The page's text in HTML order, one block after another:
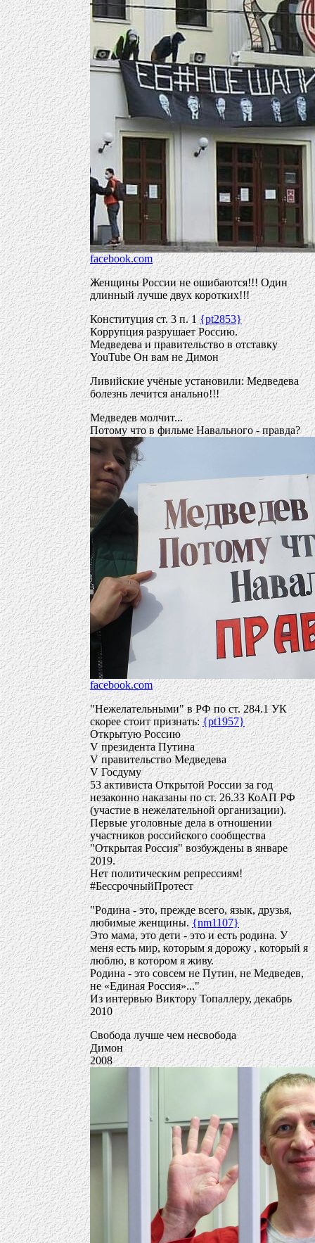
facebook.com
Женщины России не ошибаются!!! Один
длинный лучше двух коротких!!!
Конституция ст. 3 п. 1{pt2853}
Коррупция разрушает Россию.
Медведева и правительство в отставку
YouTube Он вам не Димон
Ливийские учёные установили: Медведева
болезнь лечится анально!!!
Медведев молчит...
Потому что в фильме Навального - правда?
facebook.com
"Нежелательными" в РФ по ст. 284.1 УК
скорее стоит признать:{pt1957}
Открытую Россию
V президента Путина
V правительство Медведева
V Госдуму
53 активиста Открытой России за год
незаконно наказаны по ст. 26.33 КоАП РФ
(участие в нежелательной организации).
Первые уголовные дела в отношении
участников российского сообщества
"Открытая Россия" возбуждены в январе
2019.
Нет политическим репрессиям!
#БессрочныйПротест
"Родина - это, прежде всего, язык, друзья,
любимые женщины.{nm1107}
Это мама, это дети - это и есть родина. У
меня есть мир, которым я дорожу , который я
люблю, в котором я живу.
Родина - это совсем не Путин, не Медведев,
не «Единая Россия»..."
Из интервью Виктору Топаллеру, декабрь
2010
Свобода лучше чем несвобода
Димон
2008